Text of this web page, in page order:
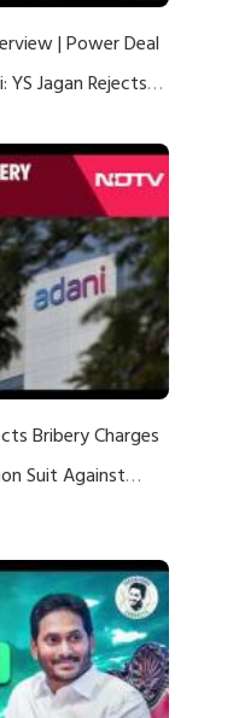
| Power Deal
Jagan Rejects
Bribery Charges
Suit Against